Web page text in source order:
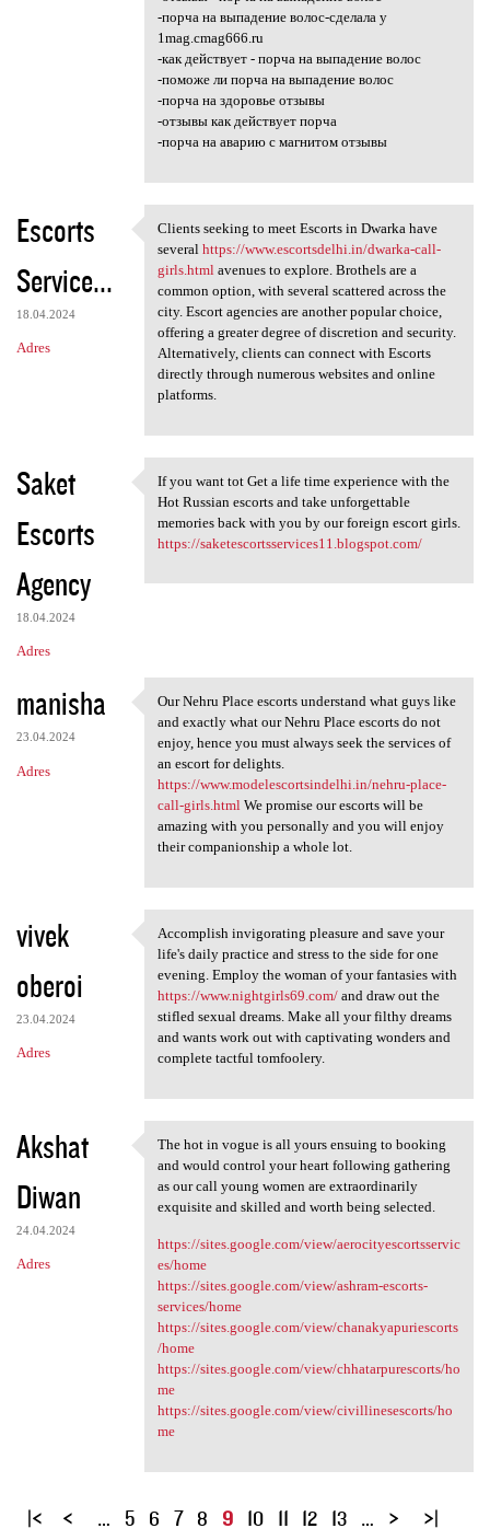
-порча на выпадение волос-сделала у
1mag.cmag666.ru
-как действует - порча на выпадение волос
-поможе ли порча на выпадение волос
-порча на здоровье отзывы
-отзывы как действует порча
-порча на аварию с магнитом отзывы
Escorts
Service...
18.04.2024
Adres
Clients seeking to meet
Clients seeking to meet Escorts in Dwarka have
several https://www.escortsdelhi.in/dwarka-call-
girls.html avenues to explore. Brothels are a
common option, with several scattered across the
city. Escort agencies are another popular choice,
offering a greater degree of discretion and security.
Alternatively, clients can connect with Escorts
directly through numerous websites and online
platforms.
Saket
Escorts
Agency
18.04.2024
Adres
If you want tot Get a life
If you want tot Get a life time experience with the
Hot Russian escorts and take unforgettable
memories back with you by our foreign escort girls.
https://saketescortsservices11.blogspot.com/
manisha
23.04.2024
Adres
Our Nehru Place escorts
Our Nehru Place escorts understand what guys like
and exactly what our Nehru Place escorts do not
enjoy, hence you must always seek the services of
an escort for delights.
https://www.modelescortsindelhi.in/nehru-place-
call-girls.htmlWe promise our escorts will be
amazing with you personally and you will enjoy
their companionship a whole lot.
vivek
oberoi
23.04.2024
Adres
Accomplish invigorating
Accomplish invigorating pleasure and save your
life's daily practice and stress to the side for one
evening. Employ the woman of your fantasies with
https://www.nightgirls69.com/and draw out the
stifled sexual dreams. Make all your filthy dreams
and wants work out with captivating wonders and
complete tactful tomfoolery.
Akshat
Diwan
24.04.2024
Adres
The hot in vogue is all yours
The hot in vogue is all yours ensuing to booking
and would control your heart following gathering
as our call young women are extraordinarily
exquisite and skilled and worth being selected.
https://sites.google.com/view/aerocityescortsservic
es/home
https://sites.google.com/view/ashram-escorts-
services/home
https://sites.google.com/view/chanakyapuriescorts
/home
https://sites.google.com/view/chhatarpurescorts/ho
me
https://sites.google.com/view/civillinesescorts/ho
me
S
… 5 6 7 8 9 10 11 12 13 …